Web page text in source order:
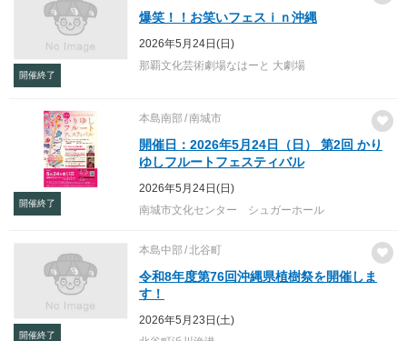
開催終了
爆笑！！お笑いフェスｉｎ沖縄
2026年5月24日(日)
那覇文化芸術劇場なはーと 大劇場
開催終了
本島南部 南城市
開催日：2026年5月24日（日） 第2回 かり
ゆしフルートフェスティバル
2026年5月24日(日)
南城市文化センター シュガーホール
開催終了
本島中部 北谷町
令和8年度第76回沖縄県植樹祭を開催しま
す！
2026年5月23日(土)